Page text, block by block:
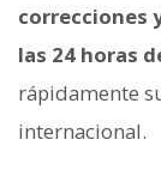
correcciones
las 24 horas
rápidamente
internacional.